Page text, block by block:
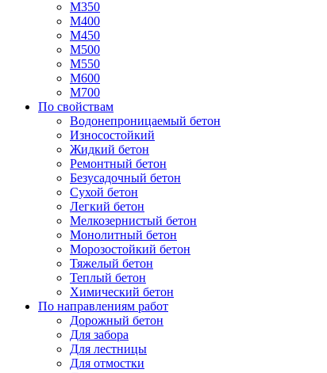
М350
М400
М450
М500
М550
М600
М700
По свойствам
Водонепроницаемый бетон
Износостойкий
Жидкий бетон
Ремонтный бетон
Безусадочный бетон
Сухой бетон
Легкий бетон
Мелкозернистый бетон
Монолитный бетон
Морозостойкий бетон
Тяжелый бетон
Теплый бетон
Химический бетон
По направлениям работ
Дорожный бетон
Для забора
Для лестницы
Для отмостки